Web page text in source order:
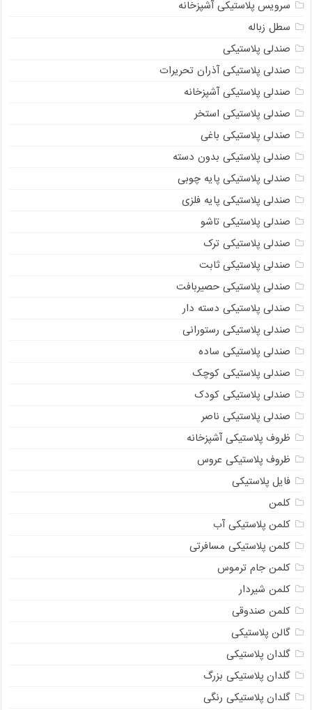
سرویس پلاستیکی آشپزخانه
سطل زباله
صندلی پلاستیکی
صندلی پلاستیکی آذران تحریرات
صندلی پلاستیکی آشپزخانه
صندلی پلاستیکی استخر
صندلی پلاستیکی باغی
صندلی پلاستیکی بدون دسته
صندلی پلاستیکی پایه چوبی
صندلی پلاستیکی پایه فلزی
صندلی پلاستیکی تاشو
صندلی پلاستیکی ترک
صندلی پلاستیکی ثابت
صندلی پلاستیکی حصیربافت
صندلی پلاستیکی دسته دار
صندلی پلاستیکی رستورانی
صندلی پلاستیکی ساده
صندلی پلاستیکی کوچک
صندلی پلاستیکی کودک
صندلی پلاستیکی ناصر
ظروف پلاستیکی آشپزخانه
ظروف پلاستیکی عروس
فایل پلاستیکی
کلمن
کلمن پلاستیکی آب
کلمن پلاستیکی مسافرتی
کلمن جام ترموس
کلمن شیردار
کلمن صندوقی
گالن پلاستیکی
گلدان پلاستیکی
گلدان پلاستیکی بزرگ
گلدان پلاستیکی رنگی